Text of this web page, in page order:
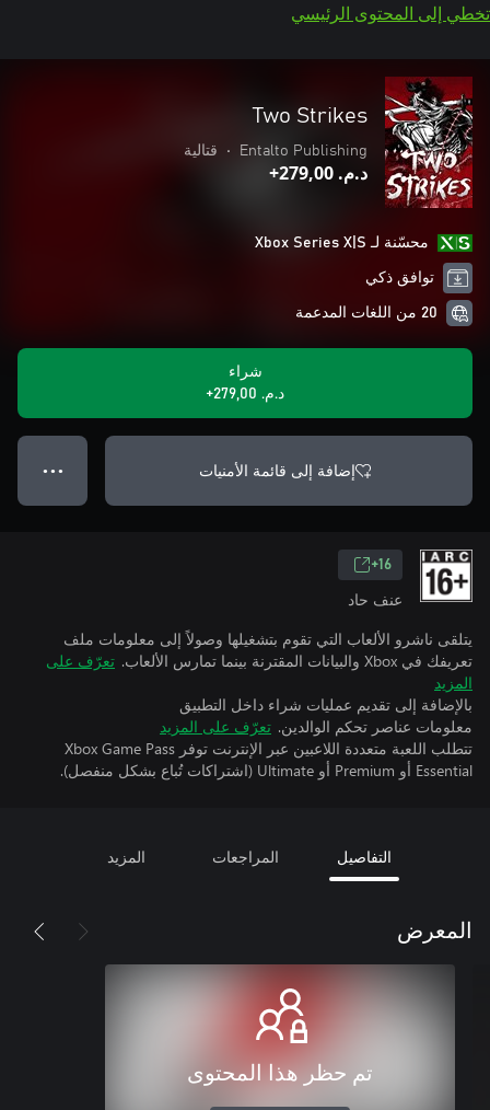
تخطي إلى المحتوى الرئيسي
Two Strikes
Entalto Publishing
• قتالية
د.م.‏ 279,00+
محسّنة لـ Xbox Series X|S
توافق ذكي
20 من اللغات المدعمة
شراء
د.م.‏ 279,00+
إضافة إلى قائمة الأمنيات ● ● ●
16+
عنف حاد
يتلقى ناشرو الألعاب التي تقوم بتشغيلها وصولاً إلى معلومات ملف
تعريفك في Xbox والبيانات المقترنة بينما تمارس الألعاب.
تعرّف على
المزيد
بالإضافة إلى تقديم عمليات شراء داخل التطبيق
معلومات عناصر تحكم الوالدين. تعرّف على المزيد
تتطلب اللعبة متعددة اللاعبين عبر الإنترنت توفر Xbox Game Pass
Essential أو Premium أو Ultimate (اشتراكات تُباع بشكل منفصل).
التفاصيل المراجعات المزيد
المعرض
تم حظر هذا المحتوى